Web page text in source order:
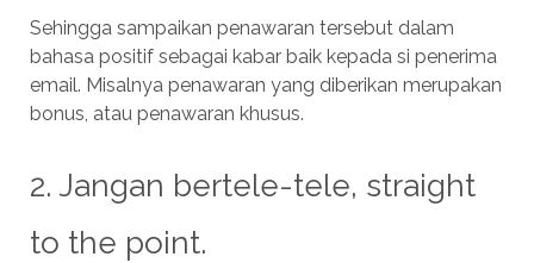
Sehingga sampaikan penawaran tersebut dalam
bahasa positif sebagai kabar baik kepada si penerima
email. Misalnya penawaran yang diberikan merupakan
bonus, atau penawaran khusus.
2. Jangan bertele-tele, straight
to the point.